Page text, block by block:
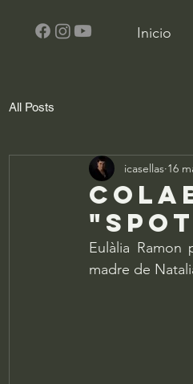
Inicio
All Posts
icasellas 16
Eulàlia
madre de